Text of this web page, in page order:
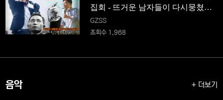
집회 - 뜨거운 남자들이 다시뭉쳤다!
박정희 대통령 동상 건립 찬성! (대구
동성로 한일CGV 앞)
GZSS
조회수 1,968
음악 + 더보기